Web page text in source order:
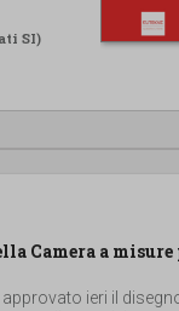
SI)
Camera a
ieri il